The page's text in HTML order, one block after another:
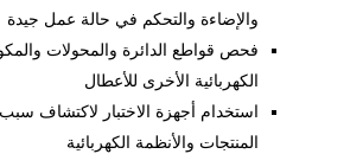
والإضاءة والتحكم في حالة عمل جيدة
فحص قواطع الدائرة والمحولات
الكهربائية الأخرى للأعطال
استخدام أجهزة الاختبار لاكتشاف
المنتجات والأنظمة الكهربائية